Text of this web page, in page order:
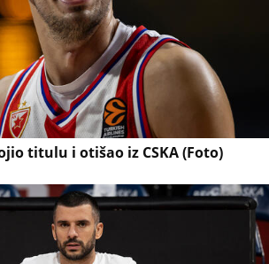
titulu i otišao iz CSKA (Foto)